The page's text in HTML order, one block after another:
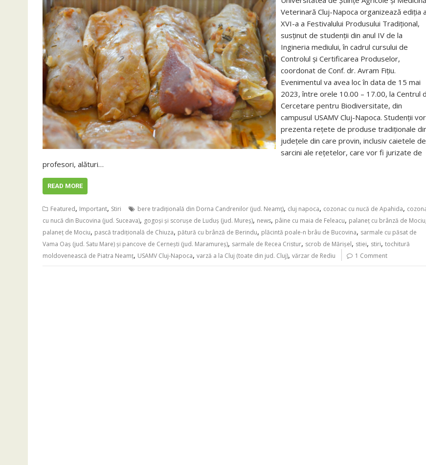
Veterinară Cluj-Napoca organizează ediția a
XVI-a a Festivalului Produsului Tradițional,
susținut de studenții din anul IV de la
Ingineria mediului, în cadrul cursului de
Controlul și Certificarea Produselor,
coordonat de Conf. dr. Avram Fițiu.
Evenimentul va avea loc în data de 15 mai
2023, între orele 10.00 – 17.00, la Centrul
Cercetare pentru Biodiversitate, din
campusul USAMV Cluj-Napoca. Studenții vor
prezenta rețete de produse tradiționale
județele din care provin, inclusiv caietele de
sarcini ale rețetelor, care vor fi jurizate de
profesori, alături…
READ MORE
Featured, Important, Stiri bere tradițională din Dorna Candrenilor (jud. Neamț), cluj napoca, cozonac cu nucă de Apahida,
cu nucă din Bucovina (jud. Suceava), gogoși și scorușe de Luduș (jud. Mureș), news, pâine cu maia de Feleacu, palaneț cu brânză de Mociu
palaneț de Mociu, pască tradițională de Chiuza, pătură cu brânză de Berindu, plăcintă poale-n brâu de Bucovina, sarmale cu păsat de
Vama Oaș (jud. Satu Mare) și pancove de Cernești (jud. Maramureș), sarmale de Recea Cristur, scrob de Mărișel, stiei, stiri, tochitură
moldovenească de Piatra Neamț, USAMV Cluj-Napoca, varză a la Cluj (toate din jud. Cluj), vărzar de Rediu 1 Comment